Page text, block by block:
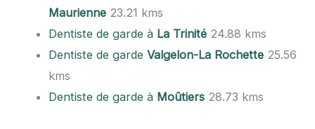
Maurienne 23.21 kms
Dentiste de garde à La Trinité 24.88 kms
Dentiste de gardeValgelon-La Rochette 25.56
kms
Dentiste de garde à Moûtiers 28.73 kms